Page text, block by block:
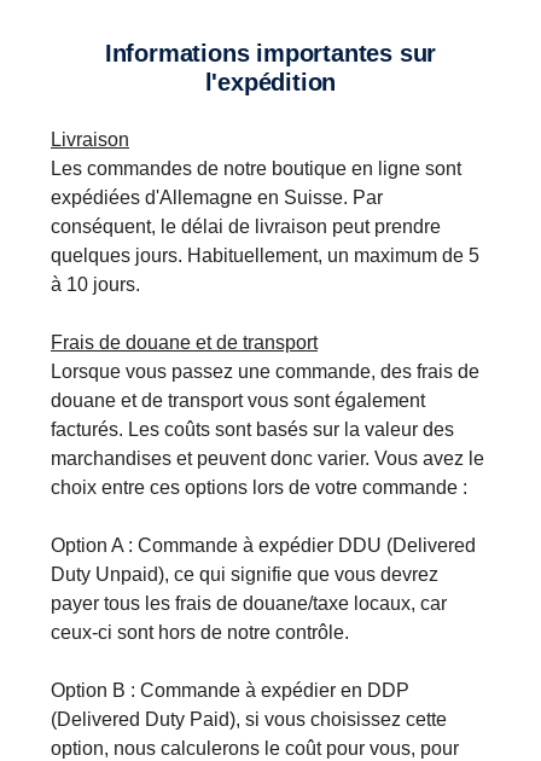
Informations importantes sur
l'expédition
Livraison
Les commandes de notre boutique en ligne sont
expédiées d'Allemagne en Suisse. Par
conséquent, le délai de livraison peut prendre
quelques jours. Habituellement, un maximum de 5
à 10 jours.
Frais de douane et de transport
Lorsque vous passez une commande, des frais de
douane et de transport vous sont également
facturés. Les coûts sont basés sur la valeur des
marchandises et peuvent donc varier. Vous avez le
choix entre ces options lors de votre commande :
Option A : Commande à expédier DDU (Delivered
Duty Unpaid), ce qui signifie que vous devrez
payer tous les frais de douane/taxe locaux, car
ceux-ci sont hors de notre contrôle.
Option B : Commande à expédier en DDP
(Delivered Duty Paid), si vous choisissez cette
option, nous calculerons le coût pour vous, pour